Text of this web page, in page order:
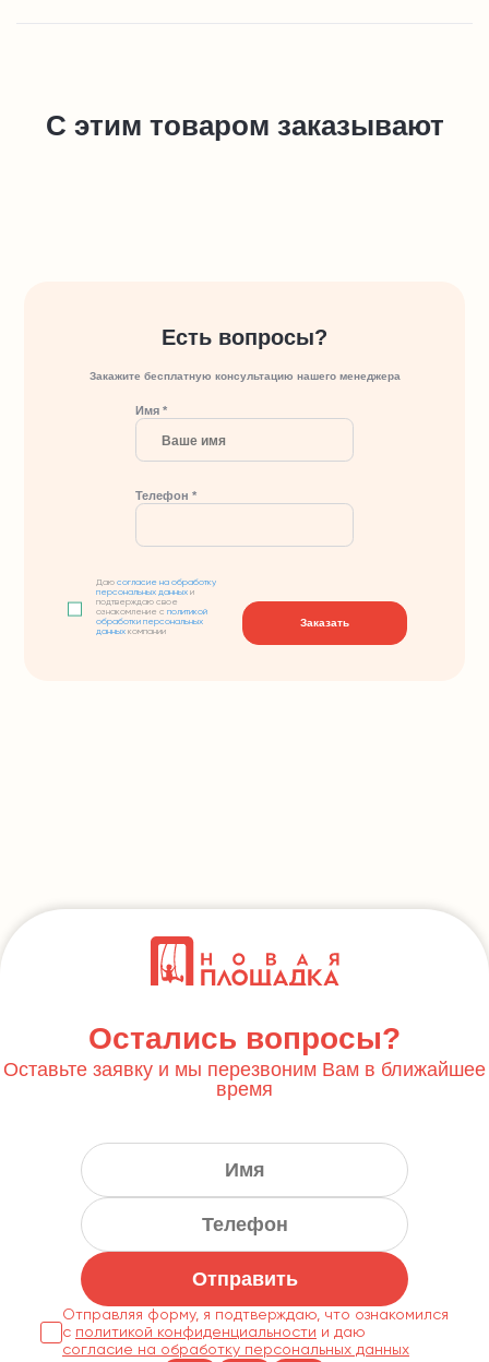
С этим товаром заказывают
Есть вопросы?
Закажите бесплатную консультацию нашего менеджера
Имя *
Телефон *
Даюсогласие на обработку
персональных данных и
подтверждаю свое
ознакомление сполитикой
обработки персональных
данных компании
Заказать
Остались вопросы?
Оставьте заявку и мы перезвоним Вам в ближайшее
время
Отправить
Отправляя форму, я подтверждаю, что ознакомился
с политикой конфиденциальности
согласие на обработку персональных данных